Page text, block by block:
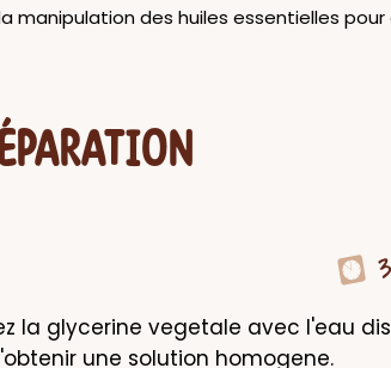
manipulation des huiles essentielles
la glycerine vegetale avec l'eau
une solution homogene.